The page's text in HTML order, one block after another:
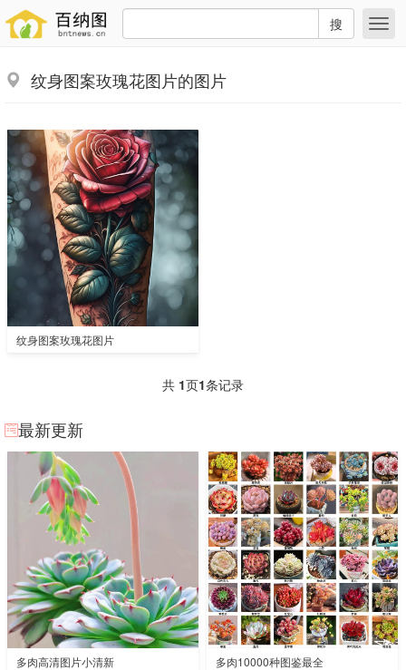
搜
纹身图案玫瑰花图片的图片
纹身图案玫瑰花图片
共 1页1条记录
最新更新
多肉高清图片小清新 多肉10000种图鉴最全